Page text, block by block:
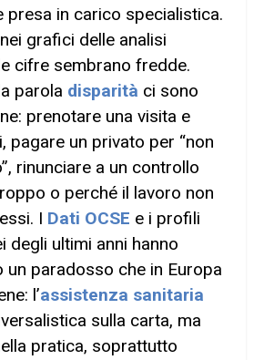
presa in carico specialistica.
grafici delle analisi
cifre sembrano fredde.
parola disparità ci sono
prenotare una visita e
pagare un privato per “non
rinunciare a un controllo
o perché il lavoro non
I Dati OCSE e i profili
degli ultimi anni hanno
un paradosso che in Europa
l’assistenza sanitaria
sulla carta, ma
pratica, soprattutto